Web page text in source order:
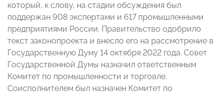
который, к слову, на стадии обсуждения был
поддержан 908 экспертами и 617 промышленными
предприятиями России. Правительство одобрило
текст законопроекта и внесло его на рассмотрение в
Государственную Думу 14 октября 2022 года. Совет
Государственной Думы назначил ответственным
Комитет по промышленности и торговле.
Соисполнителем был назначен Комитет по